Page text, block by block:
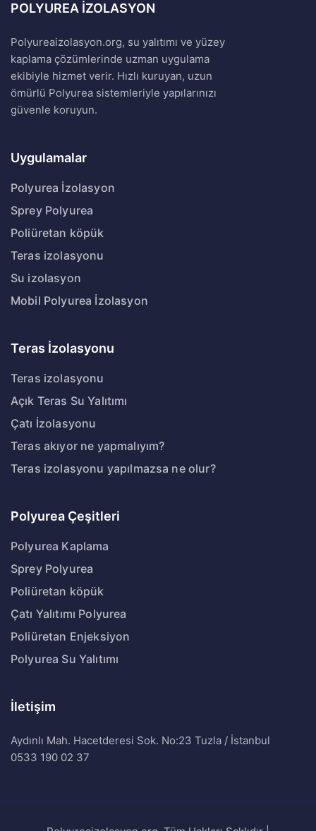
POLYUREA İZOLASYON
Polyureaizolasyon.org, su yalıtımı ve yüzey
kaplama çözümlerinde uzman uygulama
ekibiyle hizmet verir. Hızlı kuruyan, uzun
ömürlü Polyurea sistemleriyle yapılarınızı
güvenle koruyun.
Uygulamalar
Polyurea İzolasyon
Sprey Polyurea
Poliüretan köpük
Teras izolasyonu
Su izolasyon
Mobil Polyurea İzolasyon
Teras İzolasyonu
Teras izolasyonu
Açık Teras Su Yalıtımı
Çatı İzolasyonu
Teras akıyor ne yapmalıyım?
Teras izolasyonu yapılmazsa ne olur?
Polyurea Çeşitleri
Polyurea Kaplama
Sprey Polyurea
Poliüretan köpük
Çatı Yalıtımı Polyurea
Poliüretan Enjeksiyon
Polyurea Su Yalıtımı
İletişim
Aydınlı Mah. Hacetderesi Sok. No:23 Tuzla / İstanbul
0533 190 02 37